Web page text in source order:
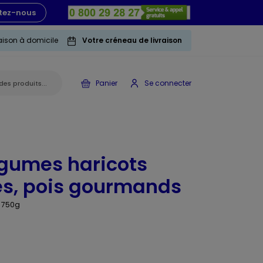
nous
à domicile Votre créneau de livraison
Panier Se connecter
haricots
pois gourmands